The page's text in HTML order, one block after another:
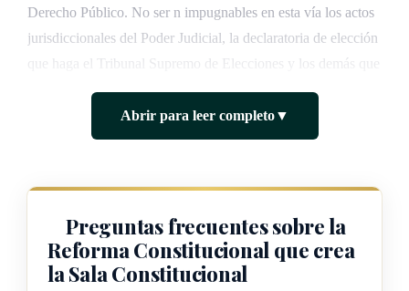
Derecho Público. No ser n impugnables en esta vía los actos
jurisdiccionales del Poder Judicial, la declaratoria de elección
que haga el Tribunal Supremo de Elecciones y los demás que
determine la ley.
Le corresponderá además:
como en las demás entidades u órganos que indique la ley.
b) Conocer de las consultas sobre proyectos de reforma
Abrir para leer completo▼
Preguntas frecuentes sobre la
Reforma Constitucional que crea
la Sala Constitucional